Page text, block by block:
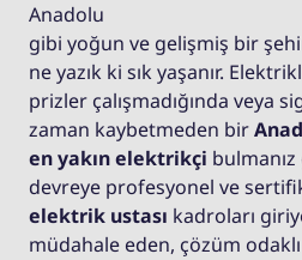
Anadolu
gibi yoğun ve gelişmiş bir
ne yazık ki sık yaşanır.
prizler çalışmadığında veya
zaman kaybetmeden bir
en yakın elektrikçi
devreye profesyonel ve
elektrik ustası kadroları
müdahale eden, çözüm odaklı